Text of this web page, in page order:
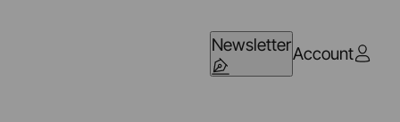
NewsletterAccount